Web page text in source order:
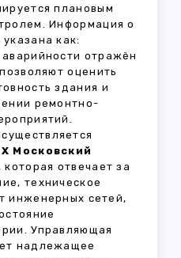
плановым
Информация о
как:
аварийности отражён
оценить
здания и
ремонтно-
Московский
которая отвечает за
техническое
инженерных сетей,
Управляющая
надлежащее